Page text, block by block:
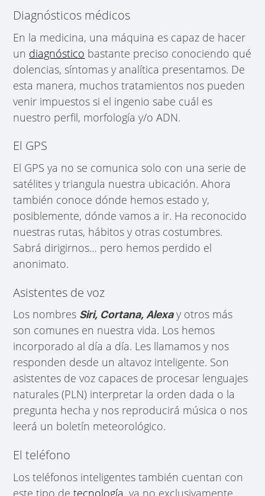
Diagnósticos médicos
En la medicina, una máquina es capaz de hacer
un diagnóstico bastante preciso conociendo qué
dolencias, síntomas y analítica presentamos. De
esta manera, muchos tratamientos nos pueden
venir impuestos si el ingenio sabe cuál es
nuestro perfil, morfología y/o ADN.
El GPS
El GPS ya no se comunica solo con una serie de
satélites y triangula nuestra ubicación. Ahora
también conoce dónde hemos estado y,
posiblemente, dónde vamos a ir. Ha reconocido
nuestras rutas, hábitos y otras costumbres.
Sabrá dirigirnos… pero hemos perdido el
anonimato.
Asistentes de voz
Los nombres Siri, Cortana, Alexay otros más
son comunes en nuestra vida. Los hemos
incorporado al día a día. Les llamamos y nos
responden desde un altavoz inteligente. Son
asistentes de voz capaces de procesar lenguajes
naturales (PLN) interpretar la orden dada o la
pregunta hecha y nos reproducirá música o nos
leerá un boletín meteorológico.
El teléfono
Los teléfonos inteligentes también cuentan con
este tipo detecnología , ya no exclusivamente